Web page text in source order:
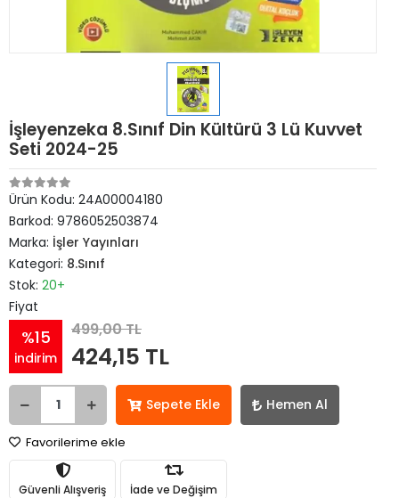
İşleyenzeka 8.Sınıf Din Kültürü 3 Lü Kuvvet
Seti 2024-25
Ürün Kodu: 24A00004180
Barkod: 9786052503874
Marka: İşler Yayınları
Kategori: 8.Sınıf
Stok: 20+
Fiyat
%15
indirim
499,00 TL
424,15 TL
Sepete Ekle Hemen Al
Favorilerime ekle
Güvenli Alışveriş İade ve Değişim